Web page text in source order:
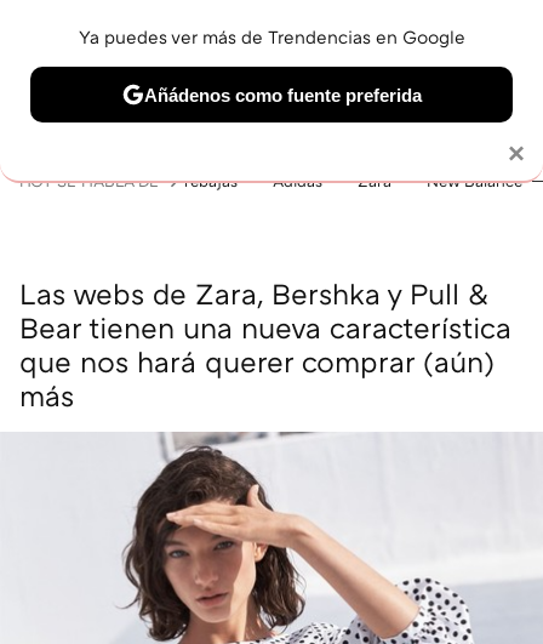
BELLEZA SHOPPING VIAJES GASTRO SNEAKERS
HOY SE HABLA DE rebajas Adidas Zara New Balance
Las webs de Zara, Bershka y Pull &
Bear tienen una nueva característica
que nos hará querer comprar (aún)
más
×
Ya puedes ver más de Trendencias en Google
Añádenos como fuente preferida